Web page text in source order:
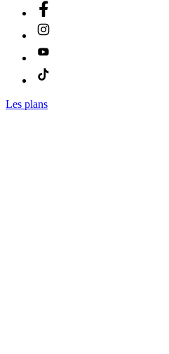
Les plans